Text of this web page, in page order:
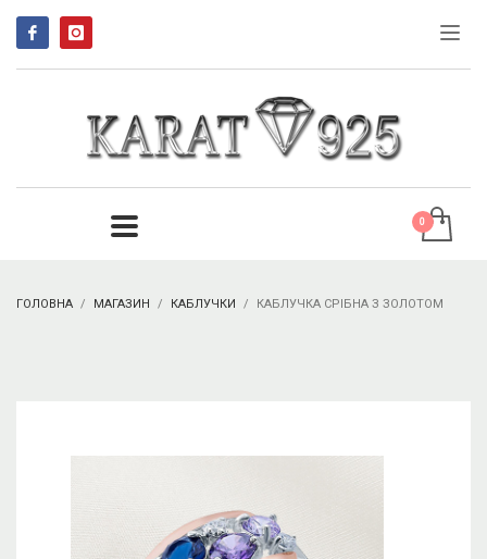
ГОЛОВНА МАГАЗИН КАБЛУЧКИ КАБЛУЧКА СРІБНА З ЗОЛОТОМ